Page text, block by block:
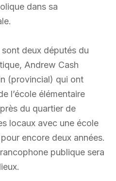
dans sa
deux députés du
Andrew Cash
(provincial) qui ont
l’école élémentaire
du quartier de
locaux avec une école
encore deux années.
publique sera